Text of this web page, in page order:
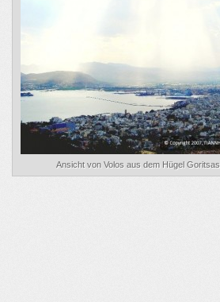
Ansicht von Volos aus dem Hügel Goritsas.